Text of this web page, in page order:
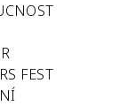
FEST